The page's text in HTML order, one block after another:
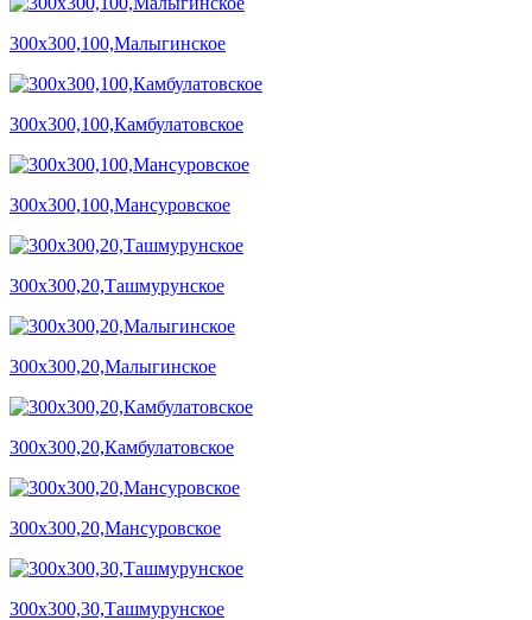
300х300,100,Малыгинское
300х300,100,Камбулатовское
300х300,100,Мансуровское
300х300,20,Ташмурунское
300х300,20,Малыгинское
300х300,20,Камбулатовское
300х300,20,Мансуровское
300х300,30,Ташмурунское